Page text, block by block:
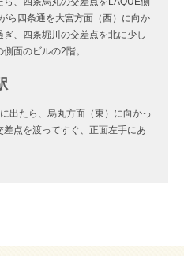
ら四条通を大宮方面（西）に向か
、四条堀川の交差点を北に少し
面のビルの2階。
出たら、烏丸方面（東）に向かっ
点を渡ってすぐ、正面左手にあ